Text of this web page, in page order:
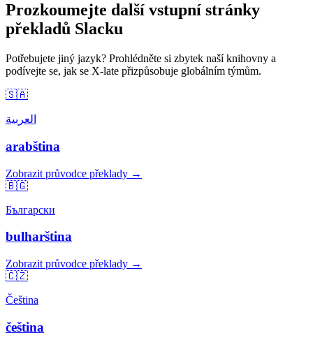
Prozkoumejte další vstupní stránky
překladů Slacku
Potřebujete jiný jazyk? Prohlédněte si zbytek naší knihovny a
podívejte se, jak se X-late přizpůsobuje globálním týmům.
🇸🇦
العربية
arabština
Zobrazit průvodce překlady →
🇧🇬
Български
bulharština
Zobrazit průvodce překlady →
🇨🇿
Čeština
čeština